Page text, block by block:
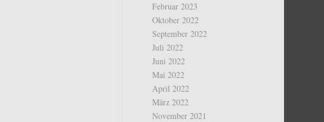
Februar 2023
Oktober 2022
September 2022
Juli 2022
Juni 2022
Mai 2022
April 2022
März 2022
November 2021